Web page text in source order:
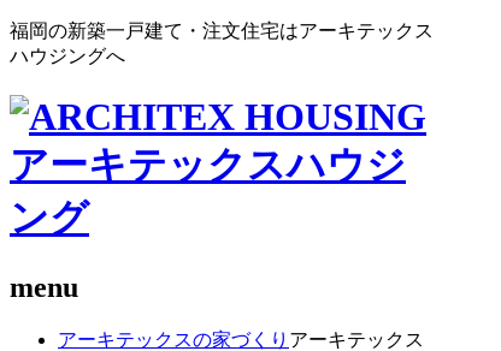
福岡の新築一戸建て・注文住宅はアーキテックス
ハウジングへ
menu
アーキテックスの家づくり アーキテックス